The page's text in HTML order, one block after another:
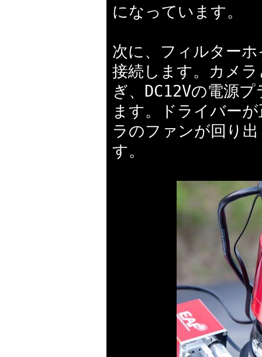
になっています。
次に、フィルターホ
接続します。カメ
ぎ、DC12Vの電源
ます。ドライバー
ラのファンが回り
す。